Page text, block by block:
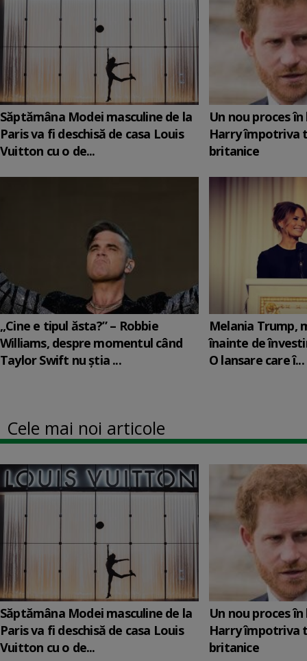
Săptămâna Modei masculine de la
Paris va fi deschisă de casa Louis
Vuitton cu o de...
Un nou proces
Harry împotriva
britanice
„Cine e tipul ăsta?” – Robbie
Williams, despre momentul când
Taylor Swift nu știa ...
Melania Trump,
înainte de
O lansare care î...
Cele mai noi articole
Săptămâna Modei masculine de la
Paris va fi deschisă de casa Louis
Vuitton cu o de...
Un nou proces
Harry împotriva
britanice